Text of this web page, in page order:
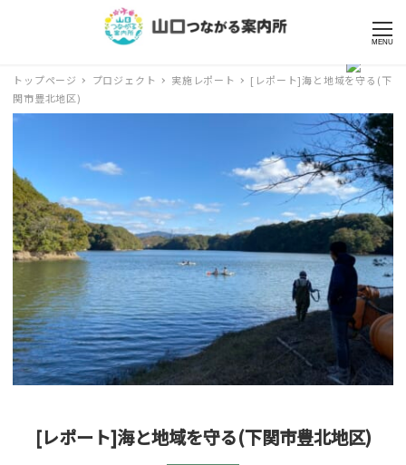
MENU
トップページ プロジェクト 実施レポート
[レポート]海と地域を守る(下
関市豊北地区)
[レポート]海と地域を守る(下関市豊北地区)